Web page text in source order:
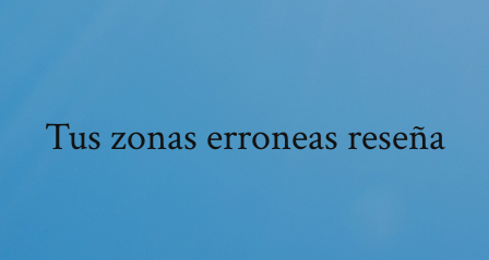
Tus zonas erroneas reseña